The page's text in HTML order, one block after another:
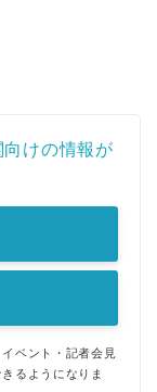
けの情報が
ベント・記者会見
るようになりま